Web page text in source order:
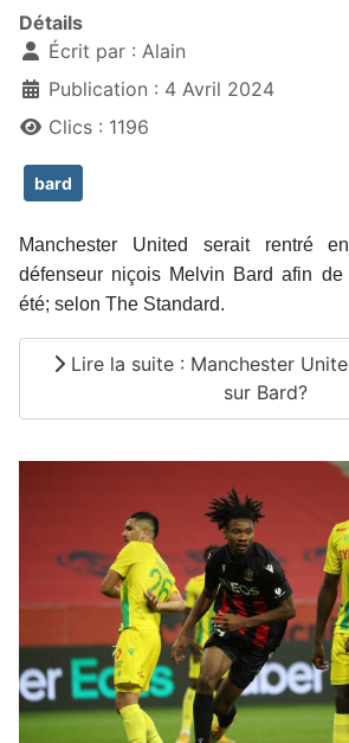
Détails
Écrit par : Alain
Publication : 4 Avril 2024
Clics : 1196
bard
Manchester United serait rentré
défenseur niçois Melvin Bard afin
été; selon The Standard.
Lire la suite : Manchester
sur Bard?